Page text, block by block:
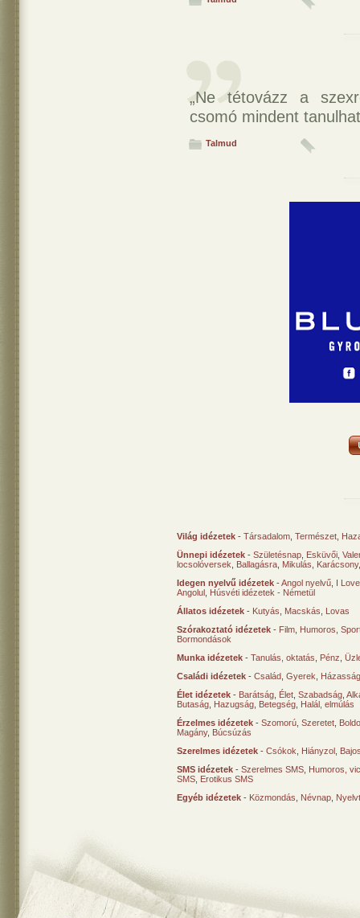
„Ne tétovázz a
csomó mindent
Talmud
Világ idézetek - Társadalom Természet
Ünnepi idézetek - Születésnap Esküvői
locsolóversek
Ballagásra Mikulás Karácsony
Idegen nyelvű idézetek -Angol nyelvű I
Angolul Húsvéti idézetek - Németül
Állatos idézetek - Kutyás Macskás
Lovas
Szórakoztató idézetek - Film Humoros
Bormondások
Munka idézetek - Tanulás, oktatás Pénz
Családi idézetek - Család Gyerek
Élet idézetek - Barátság Élet Szabadság
Butaság Hazugság Betegség Halál, elmúlás
Érzelmes idézetek - Szomorú Szeretet
Magány, Búcsúzás
Szerelmes idézetek - Csókok Hiányzol
SMS idézetek - Szerelmes SMS Humoros,
SMS Erotikus SMS
Egyéb idézetek - Közmondás Névnap